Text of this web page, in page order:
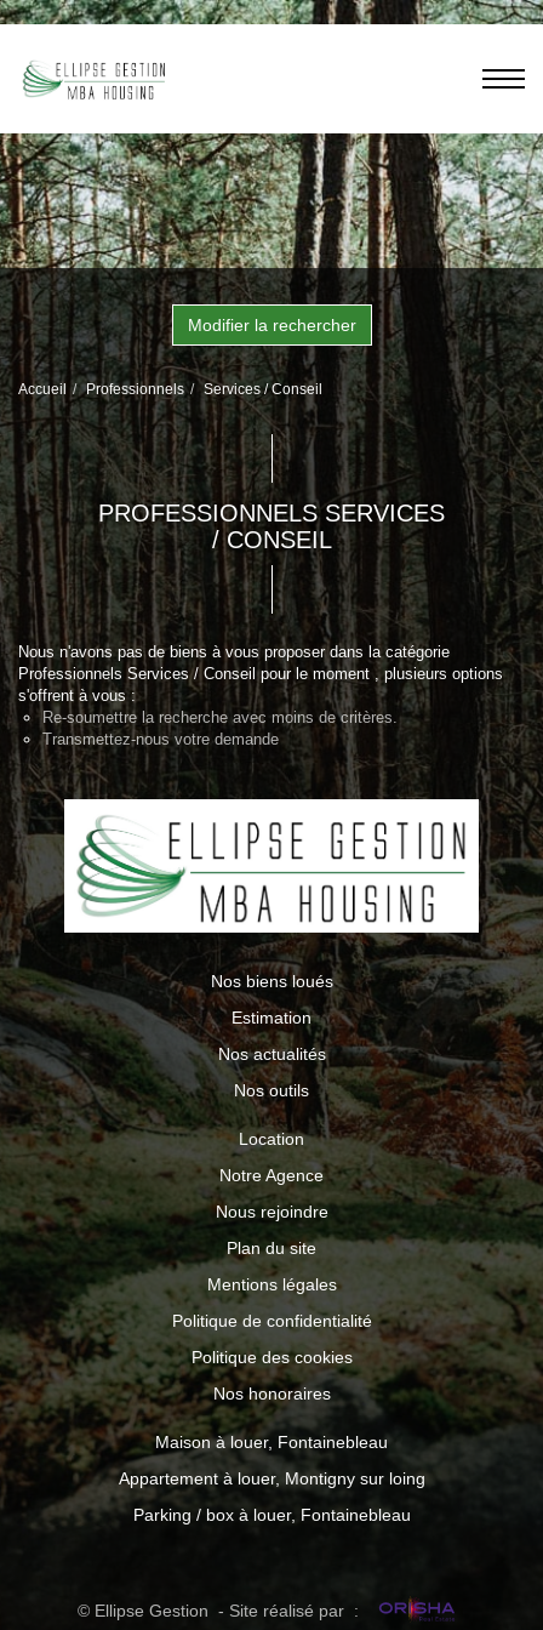
Modifier la rechercher
Accueil Professionnels Services / Conseil
PROFESSIONNELS SERVICES
/ CONSEIL
Nous n'avons pas de biens à vous proposer dans la catégorie
Professionnels Services / Conseil pour le moment , plusieurs options
s'offrent à vous :
Re-soumettre la recherche avec moins de critères.
Transmettez-nous votre demande
Nos biens loués
Estimation
Nos actualités
Nos outils
Location
Notre Agence
Nous rejoindre
Plan du site
Mentions légales
Politique de confidentialité
Politique des cookies
Nos honoraires
Maison à louer, Fontainebleau
Appartement à louer, Montigny sur loing
Parking / box à louer, Fontainebleau
© Ellipse Gestion - Site réalisé par :